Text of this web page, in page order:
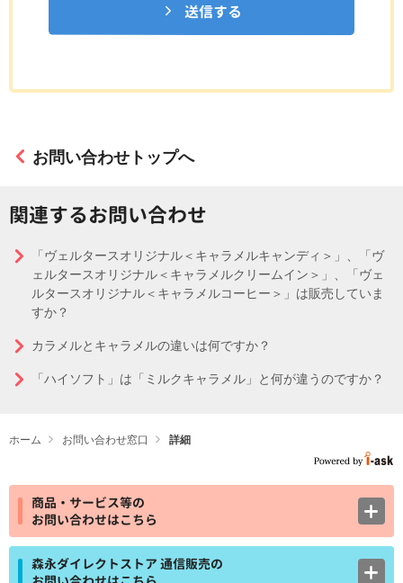
送信する
お問い合わせトップへ
関連するお問い合わせ
「ヴェルタースオリジナル＜キャラメルキャンディ＞」、「ヴ
ェルタースオリジナル＜キャラメルクリームイン＞」、「ヴェ
ルタースオリジナル＜キャラメルコーヒー＞」は販売していま
すか？
カラメルとキャラメルの違いは何ですか？
「ハイソフト」は「ミルクキャラメル」と何が違うのですか？
ホーム お問い合わせ窓口 詳細
商品・サービス等の
お問い合わせはこちら
森永ダイレクトストア 通信販売の